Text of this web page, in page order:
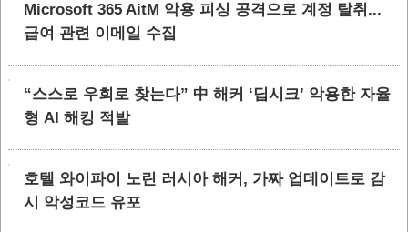
Microsoft 365 AitM 악용 피싱 공격으로 계정 탈취...
급여 관련 이메일 수집
“스스로 우회로 찾는다” 中 해커 ‘딥시크’ 악용한 자율
형 AI 해킹 적발
호텔 와이파이 노린 러시아 해커, 가짜 업데이트로 감
시 악성코드 유포